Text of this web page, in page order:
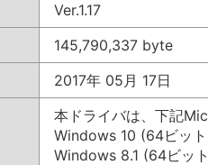
Ver.1.17
145,790,337 byte
2017年 05月 17日
本ドライバは、下記
Windows 10 (64ビッ
Windows 8.1 (64ビッ